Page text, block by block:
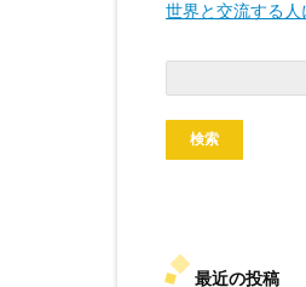
世界と交流する
索:
最近の投稿